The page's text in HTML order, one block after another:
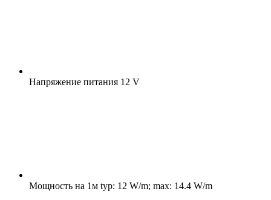
Напряжение питания 12 V
Мощность на 1м typ: 12 W/m; max: 14.4 W/m